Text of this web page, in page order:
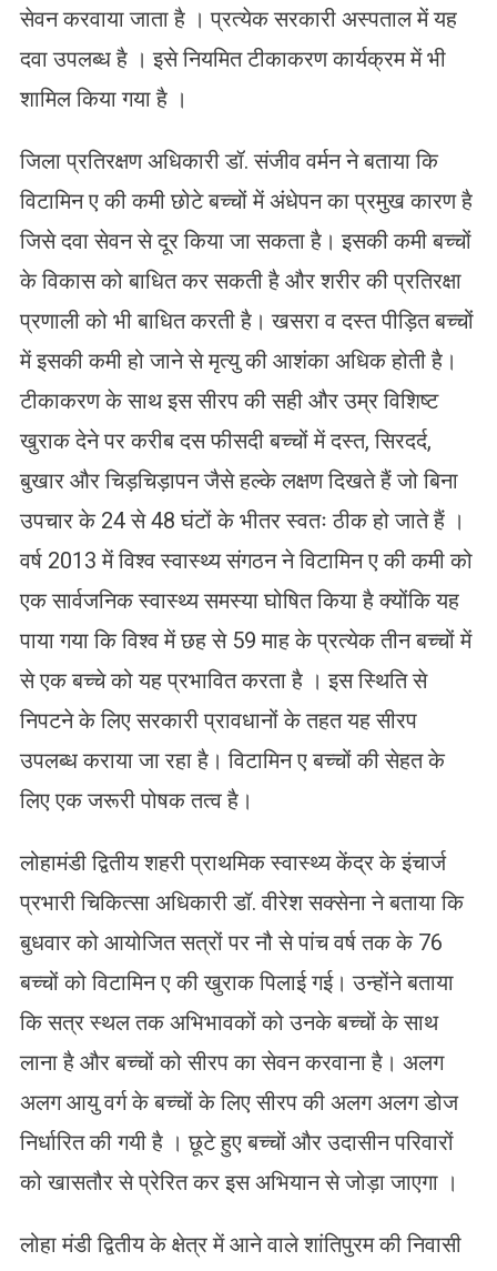
सेवन करवाया जाता है । प्रत्येक सरकारी अस्पताल में यह
दवा उपलब्ध है । इसे नियमित टीकाकरण कार्यक्रम में भी
शामिल किया गया है ।
जिला प्रतिरक्षण अधिकारी डॉ. संजीव वर्मन ने बताया कि
विटामिन ए की कमी छोटे बच्चों में अंधेपन का प्रमुख कारण है
जिसे दवा सेवन से दूर किया जा सकता है। इसकी कमी बच्चों
के विकास को बाधित कर सकती है और शरीर की प्रतिरक्षा
प्रणाली को भी बाधित करती है। खसरा व दस्त पीड़ित बच्चों
में इसकी कमी हो जाने से मृत्यु की आशंका अधिक होती है।
टीकाकरण के साथ इस सीरप की सही और उम्र विशिष्ट
खुराक देने पर करीब दस फीसदी बच्चों में दस्त, सिरदर्द,
बुखार और चिड़चिड़ापन जैसे हल्के लक्षण दिखते हैं जो बिना
उपचार के 24 से 48 घंटों के भीतर स्वतः ठीक हो जाते हैं ।
वर्ष 2013 में विश्व स्वास्थ्य संगठन ने विटामिन ए की कमी को
एक सार्वजनिक स्वास्थ्य समस्या घोषित किया है क्योंकि यह
पाया गया कि विश्व में छह से 59 माह के प्रत्येक तीन बच्चों में
से एक बच्चे को यह प्रभावित करता है । इस स्थिति से
निपटने के लिए सरकारी प्रावधानों के तहत यह सीरप
उपलब्ध कराया जा रहा है। विटामिन ए बच्चों की सेहत के
लिए एक जरूरी पोषक तत्व है।
लोहामंडी द्वितीय शहरी प्राथमिक स्वास्थ्य केंद्र के इंचार्ज
प्रभारी चिकित्सा अधिकारी डॉ. वीरेश सक्सेना ने बताया कि
बुधवार को आयोजित सत्रों पर नौ से पांच वर्ष तक के 76
बच्चों को विटामिन ए की खुराक पिलाई गई। उन्होंने बताया
कि सत्र स्थल तक अभिभावकों को उनके बच्चों के साथ
लाना है और बच्चों को सीरप का सेवन करवाना है। अलग
अलग आयु वर्ग के बच्चों के लिए सीरप की अलग अलग डोज
निर्धारित की गयी है । छूटे हुए बच्चों और उदासीन परिवारों
को खासतौर से प्रेरित कर इस अभियान से जोड़ा जाएगा ।
लोहा मंडी द्वितीय के क्षेत्र में आने वाले शांतिपुरम की निवासी